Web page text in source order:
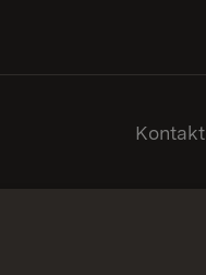
Kontakt